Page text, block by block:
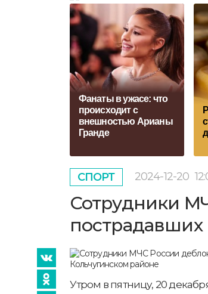
Фанаты в ужасе: что
происходит с
внешностью Арианы
Гранде
СПОРТ 2024-12-20
Сотрудники
Утром в пятницу, 20